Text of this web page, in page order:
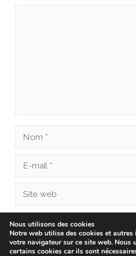
Nom
Site
Enregistrer mon nom, mon
dans le navigateur pour mon
commentaire.
Nous utilisons des cookies
Notre web utilise des cookies et
votre navigateur sur ce site web. Nous
certains cookies car ils sont